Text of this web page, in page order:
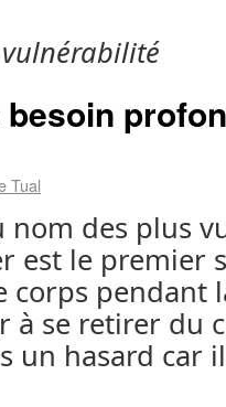
vulnérabilité
Tual
des plus
est le premier
corps pendant
à se retirer du
un hasard